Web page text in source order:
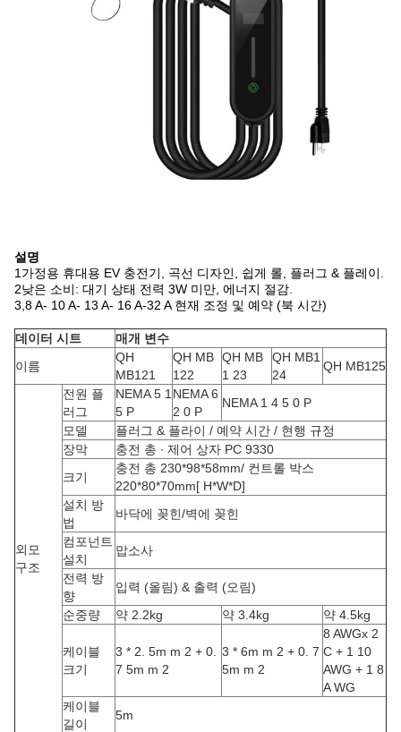
설명
1가정용 휴대용 EV 충전기, 곡선 디자인, 쉽게 롤, 플러그 & 플레이.
2낮은 소비: 대기 상태 전력 3W 미만, 에너지 절감.
3,8 A- 10 A- 13 A- 16 A-32 A 현재 조정 및 예약 (북 시간)
데이터 시트
매개 변수
이름
QH
MB121
QH MB
122
QH MB
1 23
QH MB1
24
QH MB125
외모
구조
전원 플
러그
NEMA 5 1
5 P
NEMA 6
2 0 P
NEMA 1 4 5 0 P
모델
플러그 & 플라이 / 예약 시간 / 현행 규정
장막
충전 총 ∙ 제어 상자 PC 9330
크기
충전 총 230*98*58mm/ 컨트롤 박스
220*80*70mm[ H*W*D]
설치 방
법
바닥에 꽂힌/벽에 꽂힌
컴포넌트
설치
맙소사
전력 방
향
입력 (올림) & 출력 (오림)
순중량
약 2.2kg 약 3.4kg 약 4.5kg
케이블
크기
3 * 2. 5m m 2 + 0.
7 5m m 2
3 * 6m m 2 + 0. 7
5m m 2
8 AWGx 2
C + 1 10
AWG + 1 8
A WG
케이블
길이
5m